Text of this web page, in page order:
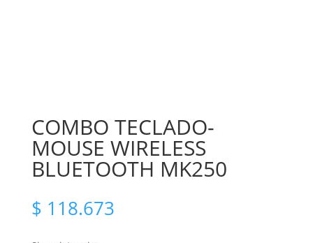
COMBO TECLADO-
MOUSE WIRELESS
BLUETOOTH MK250
$ 118.673